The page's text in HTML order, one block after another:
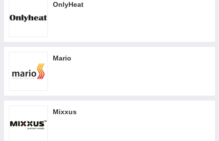
OnlyHeat
Mario
Mixxus